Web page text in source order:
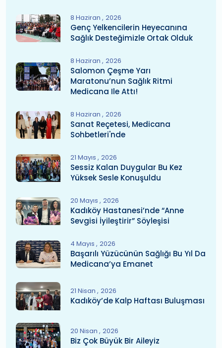
8 Haziran 2026
Genç Yelkencilerin Heyecanına
Sağlık Desteğimizle Ortak Olduk
8 Haziran 2026
Salomon Çeşme Yarı
Maratonu’nun Sağlık Ritmi
Medicana Ile Attı!
8 Haziran 2026
Sanat Reçetesi, Medicana
Sohbetleri'nde
21 Mayıs 2026
Sessiz Kalan Duygular Bu Kez
Yüksek Sesle Konuşuldu
20 Mayıs 2026
Kadıköy Hastanesi’nde “Anne
Sevgisi İyileştirir” Söyleşisi
4 Mayıs 2026
Başarılı Yüzücünün Sağlığı Bu Yıl Da
Medicana’ya Emanet
21 Nisan 2026
Kadıköy’de Kalp Haftası Buluşması
20 Nisan 2026
Biz Çok Büyük Bir Aileyiz